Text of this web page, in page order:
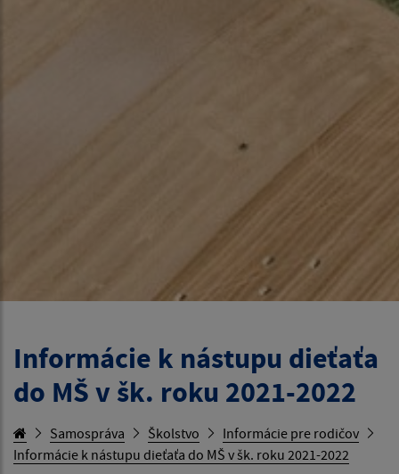
Informácie k nástupu dieťaťa
do MŠ v šk. roku 2021-2022
Samospráva Školstvo
Informácie pre rodičov
Informácie k nástupu dieťaťa do MŠ v šk. roku 2021-2022